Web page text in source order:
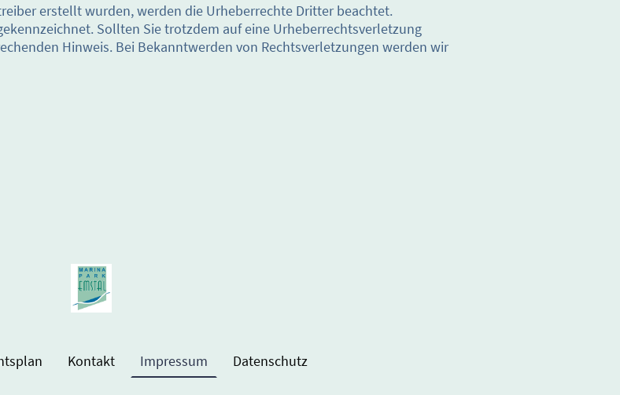
erstellt wurden, werden die Urheberrechte Dritter beachtet.
Sollten Sie trotzdem auf eine Urheberrechtsverletzung
Hinweis. Bei Bekanntwerden von Rechtsverletzungen werden wir
Kontakt Impressum Datenschutz